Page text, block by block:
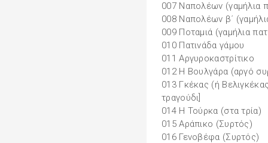
007 Ναπολέων (γαµήλια
008 Ναπολέων β΄
009 Ποταµιά (γαµήλια
010 Πατινάδα γάµου
011 Αργυροκαστρίτικο
012 Η Βουλγάρα (αργό
013 Γκέκας (ή
τραγούδι]
014 Η Τούρκα (στα τρία)
015 Αράπικο (Συρτός)
016 Γενοβέφα (Συρτός)